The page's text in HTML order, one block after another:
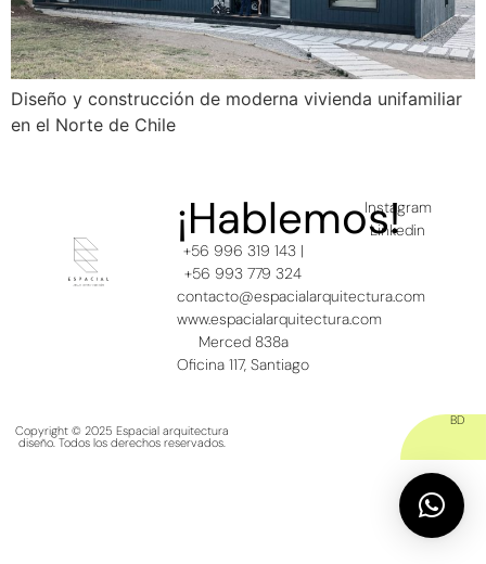
Diseño y construcción de moderna vivienda unifamiliar
en el Norte de Chile
¡Hablemos!
+56 996 319 143 |
+56 993 779 324
contacto@espacialarquitectura.com
www.espacialarquitectura.com
Merced 838a
Oficina 117, Santiago
Instagram
Linkedin
Copyright © 2025 Espacial arquitectura
diseño. Todos los derechos reservados.
BD